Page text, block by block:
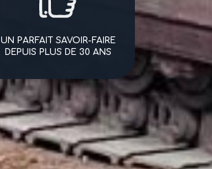
UN PARFAIT SAVOIR-FAIRE
DEPUIS PLUS DE 30 ANS